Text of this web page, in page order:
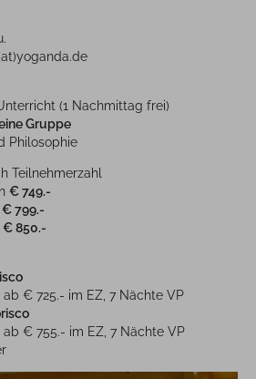
(1 Nachmittag frei)
Gruppe
Philosophie
Teilnehmerzahl
€ 749.-
€ 799.-
€ 850.-
€ 725.- im EZ, 7 Nächte VP
€ 755.- im EZ, 7 Nächte VP